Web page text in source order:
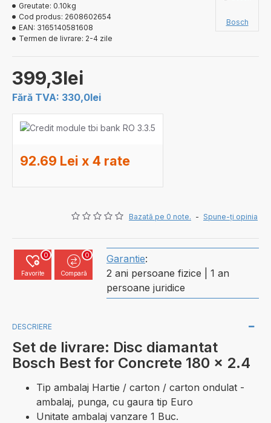
Bazată pe 0 note. - Spune-ţi opinia
399,3lei
Fără TVA: 330,0lei
Greutate: 0.10kg
Cod produs: 2608602654
EAN: 3165140581608
Termen de livrare: 2-4 zile
Bosch
92.69 Lei x 4 rate
Favorite
0
Compară
0 Garantie:
2 ani persoane fizice | 1 an
persoane juridice
DESCRIERE
Set de livrare: Disc diamantat
Bosch Best for Concrete 180 x 2.4
Tip ambalaj Hartie / carton / carton ondulat -
ambalaj, punga, cu gaura tip Euro
Unitate ambalaj vanzare 1 Buc.